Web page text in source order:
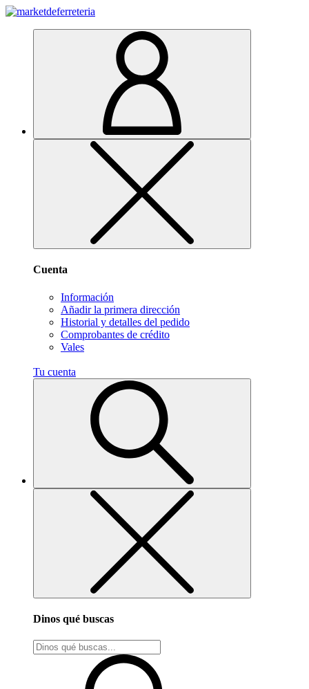
Cuenta
Información
Añadir la primera dirección
Historial y detalles del pedido
Comprobantes de crédito
Vales
Tu cuenta
Dinos qué buscas